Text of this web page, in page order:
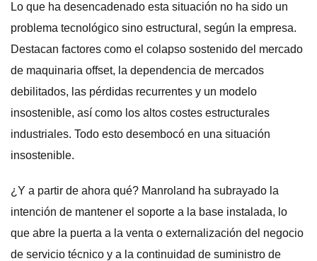
Lo que ha desencadenado esta situación no ha sido un
problema tecnológico sino estructural, según la empresa.
Destacan factores como el colapso sostenido del mercado
de maquinaria offset, la dependencia de mercados
debilitados, las pérdidas recurrentes y un modelo
insostenible, así como los altos costes estructurales
industriales. Todo esto desembocó en una situación
insostenible.
¿Y a partir de ahora qué? Manroland ha subrayado la
intención de mantener el soporte a la base instalada, lo
que abre la puerta a la venta o externalización del negocio
de servicio técnico y a la continuidad de suministro de